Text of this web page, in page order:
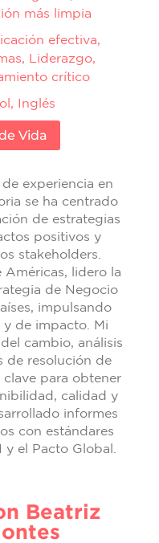
más limpia
efectiva,
Liderazgo,
crítico
Inglés
Vida
experiencia en
se ha centrado
de estrategias
positivos y
stakeholders.
lidero la
de Negocio
impulsando
y de impacto. Mi
cambio, análisis
de resolución de
para obtener
calidad y
informes
con estándares
el Pacto Global.
Beatriz